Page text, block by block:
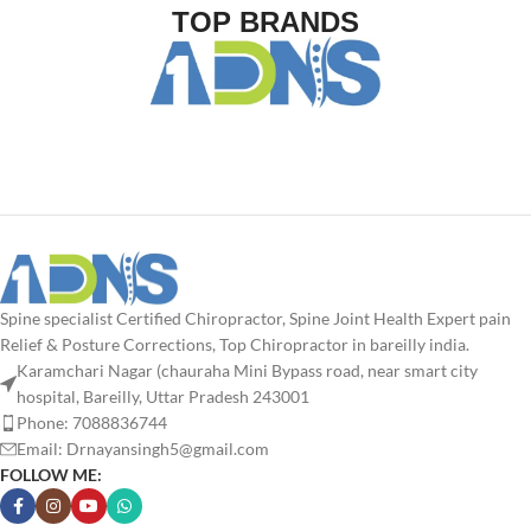
TOP BRANDS
Spine specialist Certified Chiropractor, Spine Joint Health Expert pain
Relief & Posture Corrections, Top Chiropractor in bareilly india.
Karamchari Nagar (chauraha Mini Bypass road, near smart city
hospital, Bareilly, Uttar Pradesh 243001
Phone: 7088836744
Email: Drnayansingh5@gmail.com
FOLLOW ME: